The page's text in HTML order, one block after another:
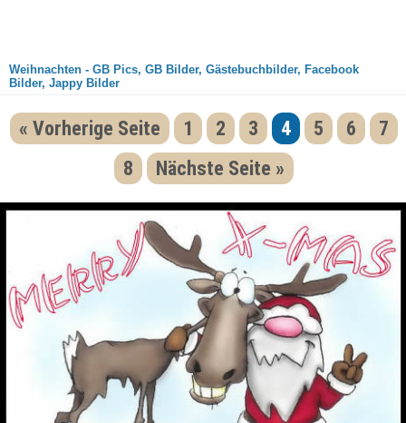
Weihnachten - GB Pics, GB Bilder, Gästebuchbilder, Facebook
Bilder, Jappy Bilder
« Vorherige Seite 1 2 3 4 5 6
7
8
Nächste Seite »